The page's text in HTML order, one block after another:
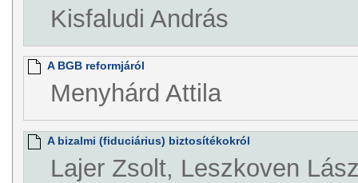
Kisfaludi András
A BGB reformjáról
Menyhárd Attila
A bizalmi (fiduciárius) biztosítékokról
Lajer Zsolt, Leszkoven